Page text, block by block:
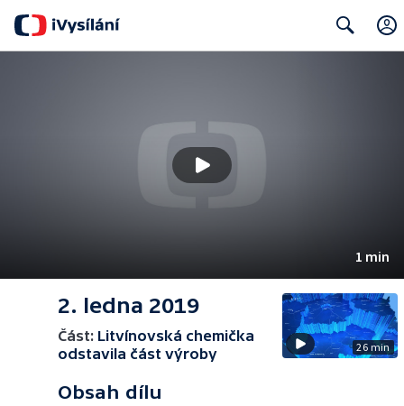
1 min
2. ledna 2019
Část: Litvínovská chemička
odstavila část výroby
Obsah dílu
26 min